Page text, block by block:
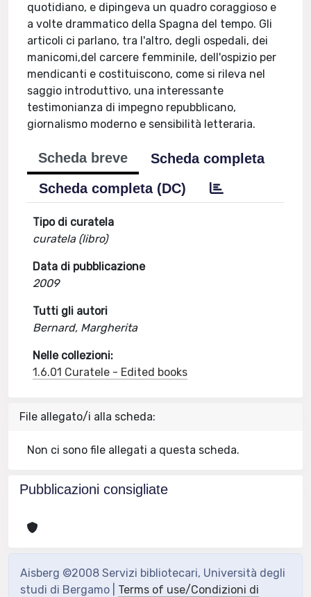
quotidiano, e dipingeva un quadro coraggioso e
a volte drammatico della Spagna del tempo. Gli
articoli ci parlano, tra l'altro, degli ospedali, dei
manicomi,del carcere femminile, dell'ospizio per
mendicanti e costituiscono, come si rileva nel
saggio introduttivo, una interessante
testimonianza di impegno repubblicano,
giornalismo moderno e sensibilità letteraria.
Scheda breve
Scheda completa
Scheda completa (DC)
Tipo di curatela
curatela (libro)
Data di pubblicazione
2009
Tutti gli autori
Bernard, Margherita
Nelle collezioni:
1.6.01 Curatele - Edited books
File allegato/i alla scheda:
Non ci sono file allegati a questa scheda.
Pubblicazioni consigliate
Aisberg ©2008 Servizi bibliotecari, Università degli
studi di Bergamo | Terms of use/Condizioni di